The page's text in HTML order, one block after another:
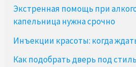
Экстренная помощь при
капельница нужна срочно
Инъекции красоты: когда
Как подобрать дверь под